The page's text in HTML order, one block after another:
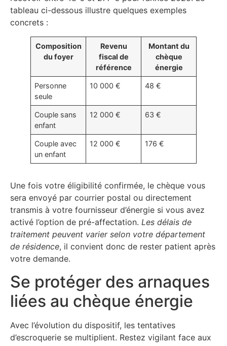
tableau ci-dessous illustre quelques exemples
concrets :
Composition
du foyer
Revenu
fiscal de
référence
Montant du
chèque
énergie
Personne
seule
10 000 € 48 €
Couple sans
enfant
12 000 € 63 €
Couple avec
un enfant
12 000 € 176 €
Une fois votre éligibilité confirmée, le chèque vous
sera envoyé par courrier postal ou directement
transmis à votre fournisseur d’énergie si vous avez
activé l’option de pré-affectation. Les délais de
traitement peuvent varier selon votre département
de résidence, il convient donc de rester patient après
votre demande.
Se protéger des arnaques
liées au chèque énergie
Avec l’évolution du dispositif, les tentatives
d’escroquerie se multiplient. Restez vigilant face aux